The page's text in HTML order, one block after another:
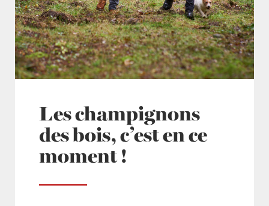
Les champignons
des bois, c’est en ce
moment !